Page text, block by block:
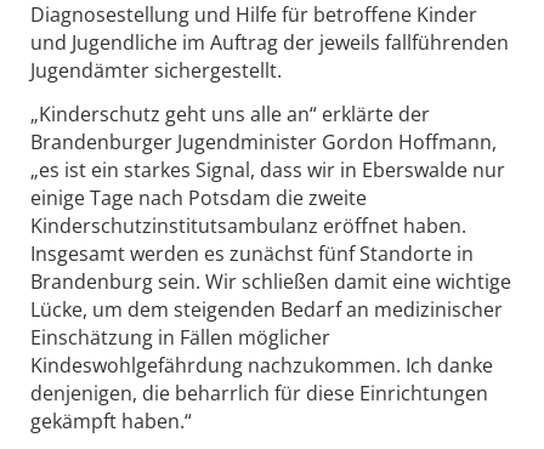
Diagnosestellung und Hilfe für betroffene Kinder
und Jugendliche im Auftrag der jeweils fallführenden
Jugendämter sichergestellt.
„Kinderschutz geht uns alle an“ erklärte der
Brandenburger Jugendminister Gordon Hoffmann,
„es ist ein starkes Signal, dass wir in Eberswalde nur
einige Tage nach Potsdam die zweite
Kinderschutzinstitutsambulanz eröffnet haben.
Insgesamt werden es zunächst fünf Standorte in
Brandenburg sein. Wir schließen damit eine wichtige
Lücke, um dem steigenden Bedarf an medizinischer
Einschätzung in Fällen möglicher
Kindeswohlgefährdung nachzukommen. Ich danke
denjenigen, die beharrlich für diese Einrichtungen
gekämpft haben.“